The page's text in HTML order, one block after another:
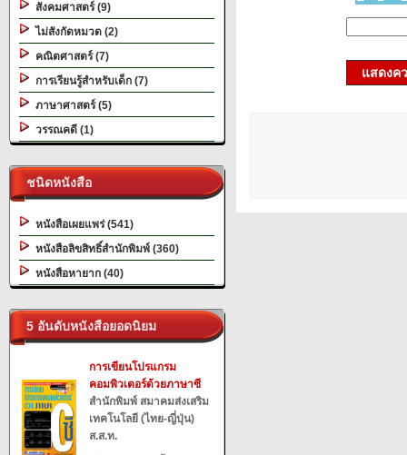
สังคมศาสตร์ (9)
ไม่สังกัดหมวด (2)
คณิตศาสตร์ (7)
การเรียนรู้สำหรับเด็ก (7)
ภาษาศาสตร์ (5)
วรรณคดี (1)
ชนิดหนังสือ
หนังสือเผยแพร่ (541)
หนังสือลิขสิทธิ์สำนักพิมพ์ (360)
หนังสือหายาก (40)
5 อันดับหนังสือยอดนิยม
การเขียนโปรแกรม
คอมพิวเตอร์ด้วยภาษาซี
สำนักพิมพ์ สมาคมส่งเสริม
เทคโนโลยี (ไทย-ญี่ปุ่น)
ส.ส.ท.
แสดงค